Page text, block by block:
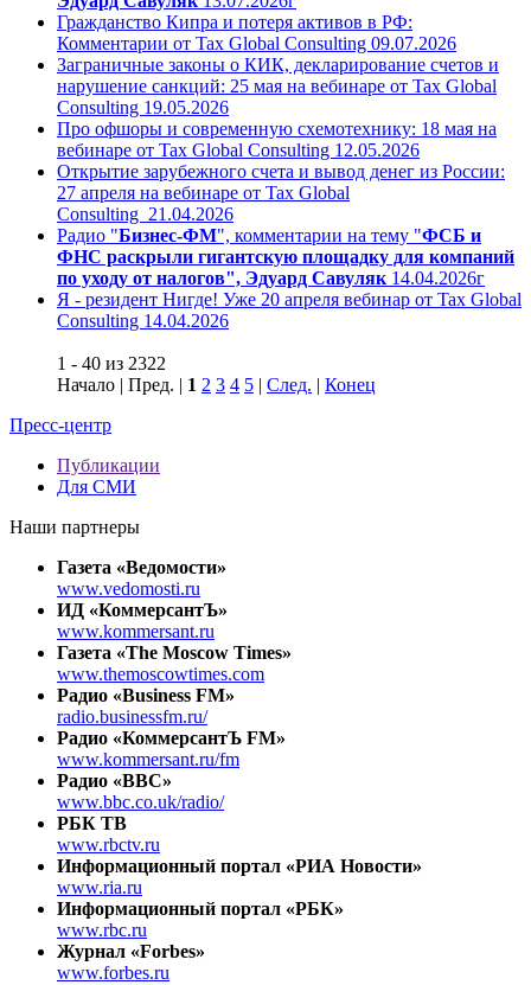
Гражданство Кипра и потеря активов в РФ:
Комментарии от Tax Global Consulting 09.07.2026
Заграничные законы о КИК, декларирование счетов и
нарушение санкций: 25 мая на вебинаре от Tax Global
Consulting 19.05.2026
Про офшоры и современную схемотехнику: 18 мая на
вебинаре от Tax Global Consulting 12.05.2026
Открытие зарубежного счета и вывод денег из России:
27 апреля на вебинаре от Tax Global
Consulting 21.04.2026
Радио "Бизнес-ФМ", комментарии на тему "ФСБ и
ФНС раскрыли гигантскую площадку для компаний
по уходу от налогов", Эдуард Савуляк 14.04.2026г
Я - резидент Нигде! Уже 20 апреля вебинар от Tax Global
Consulting 14.04.2026
1 - 40 из 2322
Начало | Пред. | 1 2 3 4 5 | След. | Конец
Пресс-центр
Публикации
Для СМИ
Наши партнеры
Газета «Ведомости»
www.vedomosti.ru
ИД «КоммерсантЪ»
www.kommersant.ru
Газета «The Moscow Times»
www.themoscowtimes.com
Радио «Business FM»
radio.businessfm.ru/
Радио «КоммерсантЪ FM»
www.kommersant.ru/fm
Радио «BBC»
www.bbc.co.uk/radio/
РБК ТВ
www.rbctv.ru
Информационный портал «РИА Новости»
www.ria.ru
Информационный портал «РБК»
www.rbc.ru
Журнал «Forbes»
www.forbes.ru